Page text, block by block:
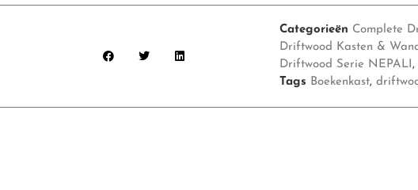
Categorieën Complete
Driftwood Kasten &
Driftwood Serie NEPALI ,
Tags Boekenkast,